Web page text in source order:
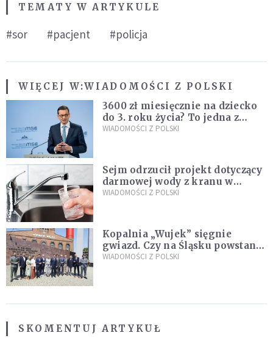
TEMATY W ARTYKULE
#sor #pacjent #policja
WIĘCEJ W:WIADOMOŚCI Z POLSKI
3600 zł miesięcznie na dziecko
do 3. roku życia? To jedna z
propozycji programu "Rozwój
WIADOMOŚCI Z POLSKI
Sejm odrzucił projekt dotyczący
darmowej wody z kranu w
restauracjach
WIADOMOŚCI Z POLSKI
Kopalnia „Wujek” sięgnie
gwiazd. Czy na Śląsku powstanie
„Dolina Krzemowa”?
WIADOMOŚCI Z POLSKI
SKOMENTUJ ARTYKUŁ